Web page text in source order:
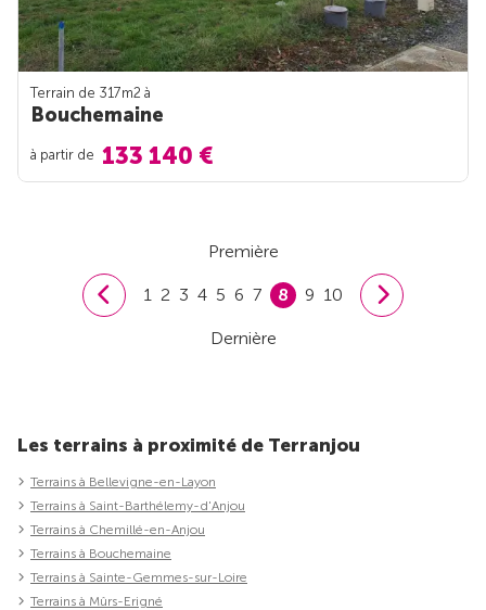
Terrain de 317m2 à
Bouchemaine
à partir de 133 140 €
Première
1 2 3 4 5 6 7 8 9 10
Dernière
Les terrains à proximité de Terranjou
Terrains à Bellevigne-en-Layon
Terrains à Saint-Barthélemy-d'Anjou
Terrains à Chemillé-en-Anjou
Terrains à Bouchemaine
Terrains à Sainte-Gemmes-sur-Loire
Terrains à Mûrs-Erigné